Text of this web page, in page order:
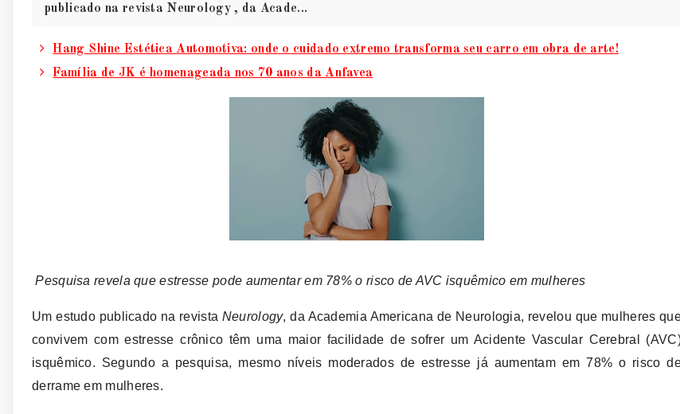
publicado na revista Neurology , da Acade...
Hang Shine Estética Automotiva: onde o cuidado extremo transforma seu carro em obra de arte!
Família de JK é homenageada nos 70 anos da Anfavea
Pesquisa revela que estresse pode aumentar em 78% o risco de AVC isquêmico em mulheres
Um estudo publicado na revista Neurology, da Academia Americana de Neurologia, revelou que mulheres
convivem com estresse crônico têm uma maior facilidade de sofrer um Acidente Vascular Cerebral
isquêmico. Segundo a pesquisa, mesmo níveis moderados de estresse já aumentam em 78% o risco
derrame em mulheres.